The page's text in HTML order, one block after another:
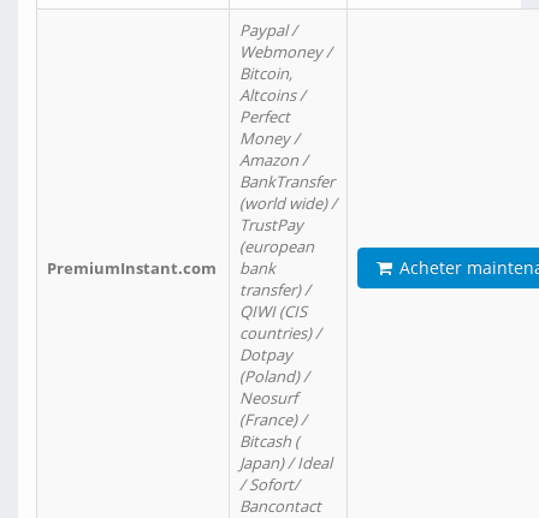
PremiumInstant.com
Paypal /
Webmoney /
Bitcoin,
Altcoins /
Perfect
Money /
Amazon /
BankTransfer
(world wide) /
TrustPay
(european
bank
transfer) /
QIWI (CIS
countries) /
Dotpay
(Poland) /
Neosurf
(France) /
Bitcash (
Japan) / Ideal
/ Sofort/
Bancontact
Acheter